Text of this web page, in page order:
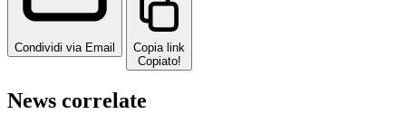
Condividi via Email
Copia link
Copiato!
News correlate